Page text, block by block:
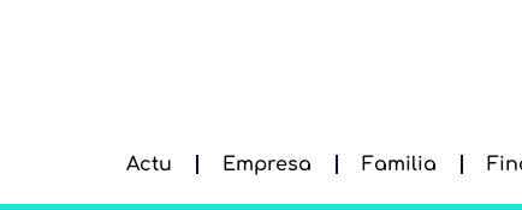
Actu Empresa Familia